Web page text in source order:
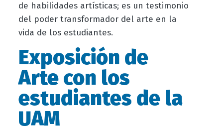
de habilidades artísticas; es un testimonio
del poder transformador del arte en la
vida de los estudiantes.
Exposición de
Arte con los
estudiantes de la
UAM